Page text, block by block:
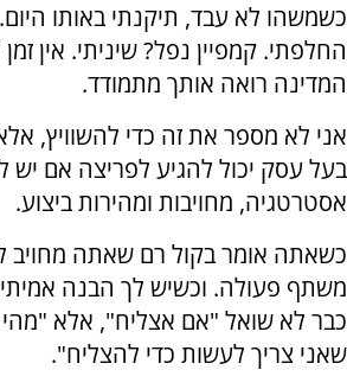
כשמשהו לא עבד, תיקנתי באותו
החלפתי. קמפיין נפל? שיניתי. אין
המדינה רואה אותך מתמודד.
אני לא מספר את זה כדי להשוויץ,
בעל עסק יכול להגיע לפריצה אם יש
אסטרטגיה, מחויבות ומהירות ביצוע.
כשאתה אומר בקול רם שאתה מחויב
משתף פעולה. וכשיש לך הבנה
כבר לא שואל "אם אצליח", אלא
שאני צריך לעשות כדי להצליח".